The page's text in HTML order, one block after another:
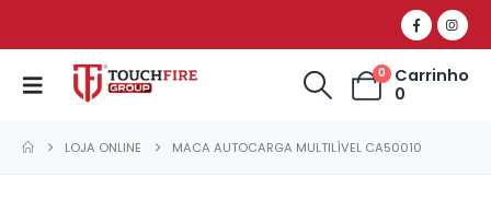
0
Carrinho
0
LOJA ONLINE MACA AUTOCARGA MULTILÍVEL CA50010